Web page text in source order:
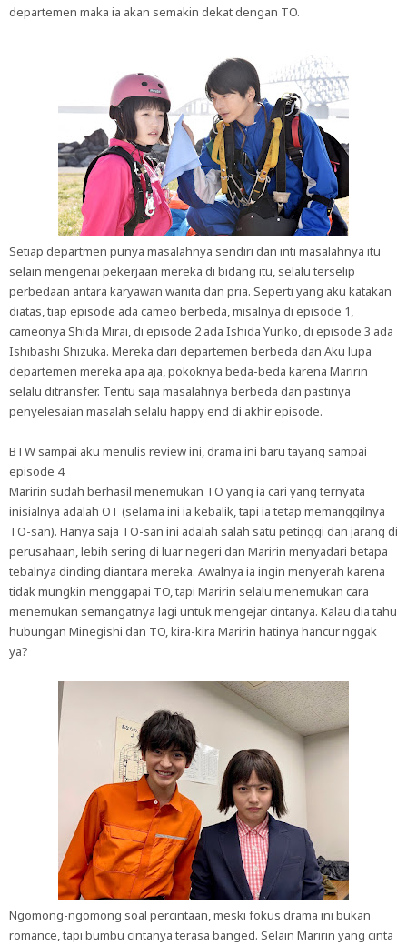
departemen maka ia akan semakin dekat dengan TO.
Setiap departmen punya masalahnya sendiri dan inti masalahnya itu
selain mengenai pekerjaan mereka di bidang itu, selalu terselip
perbedaan antara karyawan wanita dan pria. Seperti yang aku katakan
diatas, tiap episode ada cameo berbeda, misalnya di episode 1,
cameonya Shida Mirai, di episode 2 ada Ishida Yuriko, di episode 3 ada
Ishibashi Shizuka. Mereka dari departemen berbeda dan Aku lupa
departemen mereka apa aja, pokoknya beda-beda karena Maririn
selalu ditransfer. Tentu saja masalahnya berbeda dan pastinya
penyelesaian masalah selalu happy end di akhir episode.
BTW sampai aku menulis review ini, drama ini baru tayang sampai
episode 4.
Maririn sudah berhasil menemukan TO yang ia cari yang ternyata
inisialnya adalah OT (selama ini ia kebalik, tapi ia tetap memanggilnya
TO-san). Hanya saja TO-san ini adalah salah satu petinggi dan jarang di
perusahaan, lebih sering di luar negeri dan Maririn menyadari betapa
tebalnya dinding diantara mereka. Awalnya ia ingin menyerah karena
tidak mungkin menggapai TO, tapi Maririn selalu menemukan cara
menemukan semangatnya lagi untuk mengejar cintanya. Kalau dia tahu
hubungan Minegishi dan TO, kira-kira Maririn hatinya hancur nggak
ya?
Ngomong-ngomong soal percintaan, meski fokus drama ini bukan
romance, tapi bumbu cintanya terasa banged. Selain Maririn yang cinta